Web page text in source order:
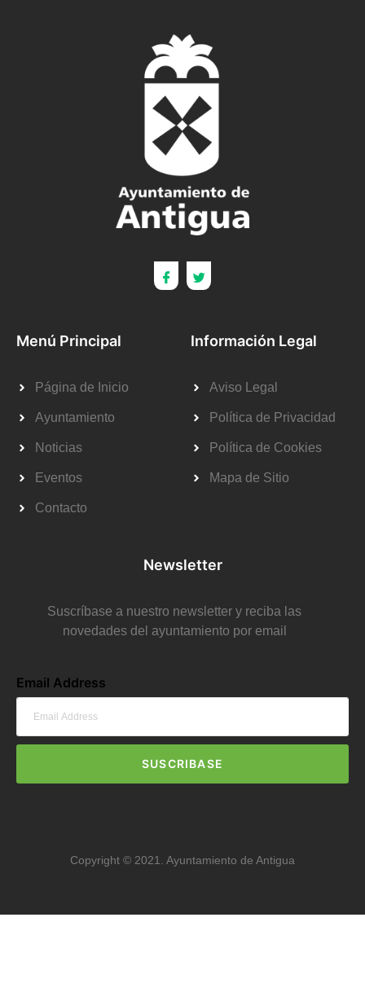
Menú Principal
Página de Inicio
Ayuntamiento
Noticias
Eventos
Contacto
Información Legal
Aviso Legal
Política de Privacidad
Política de Cookies
Mapa de Sitio
Newsletter
Suscríbase a nuestro newsletter y reciba las
novedades del ayuntamiento por email
Email Address
SUSCRIBASE
Copyright © 2021. Ayuntamiento de Antigua